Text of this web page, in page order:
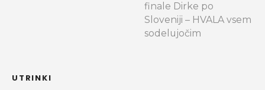
finale Dirke po
Sloveniji – HVALA vsem
sodelujočim
UTRINKI